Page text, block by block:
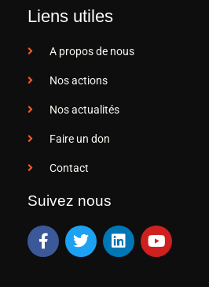
Liens utiles
A propos de nous
Nos actions
Nos actualités
Faire un don
Contact
Suivez nous
F
a
T
w
L
i
Y
o